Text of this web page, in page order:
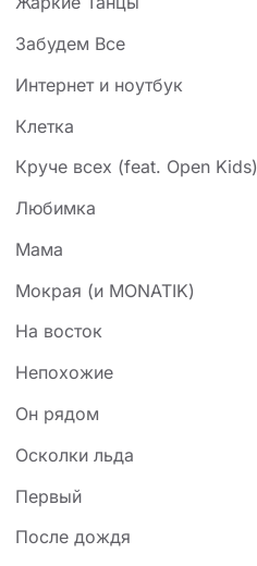
Забудем Все
Интернет и ноутбук
Клетка
Круче всех (feat. Open Kids)
Любимка
Мама
Мокрая (и MONATIK)
На восток
Непохожие
Он рядом
Осколки льда
Первый
После дождя